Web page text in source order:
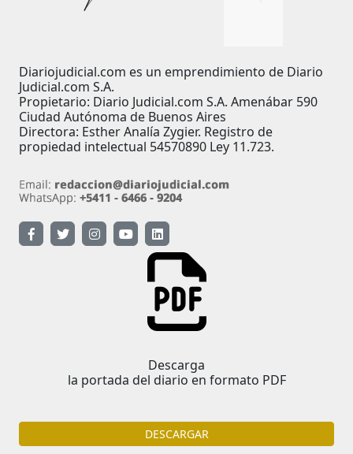
Diariojudicial.com es un emprendimiento de Diario
Judicial.com S.A.
Propietario: Diario Judicial.com S.A. Amenábar 590
Ciudad Autónoma de Buenos Aires
Directora: Esther Analía Zygier. Registro de
propiedad intelectual 54570890 Ley 11.723.
Descarga
la portada del diario en formato PDF
DESCARGAR